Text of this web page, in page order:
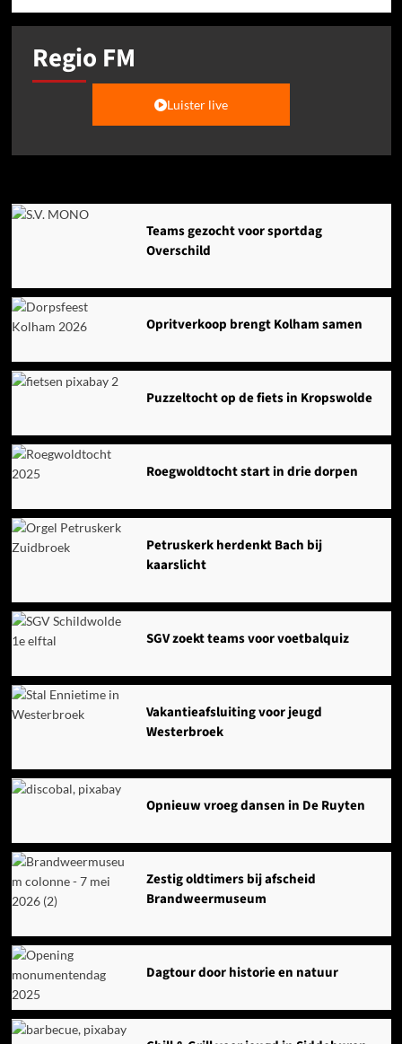
Regio FM
Luister live
Agenda
Teams gezocht voor sportdag
Overschild
Opritverkoop brengt Kolham samen
Puzzeltocht op de fiets in Kropswolde
Roegwoldtocht start in drie dorpen
Petruskerk herdenkt Bach bij
kaarslicht
SGV zoekt teams voor voetbalquiz
Vakantieafsluiting voor jeugd
Westerbroek
Opnieuw vroeg dansen in De Ruyten
Zestig oldtimers bij afscheid
Brandweermuseum
Dagtour door historie en natuur